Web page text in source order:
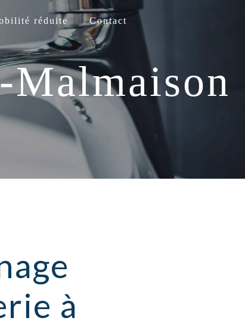
réduite Contact
Malmaison
à